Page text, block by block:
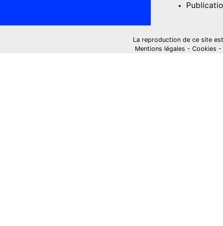
La reproduction de ce site
Mentions légales - Cookies -